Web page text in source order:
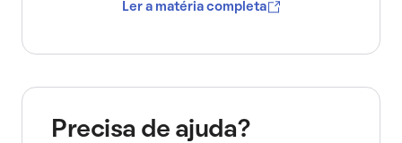
Ler a matéria completa
Precisa de ajuda?